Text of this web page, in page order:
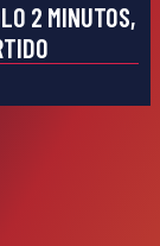
2 MINUTOS,